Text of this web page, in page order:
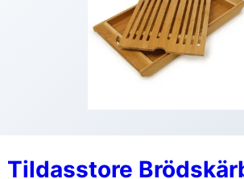
Tildasstore